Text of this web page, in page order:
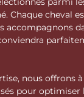
Chaque cheval
accompagnons
nous offrons
pour